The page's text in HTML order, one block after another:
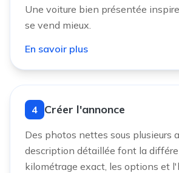
Une voiture bien présentée
se vend mieux.
En savoir plus
4 Créer l'annonce
Des photos nettes sous plusieurs
description détaillée font la
kilométrage exact, les options et